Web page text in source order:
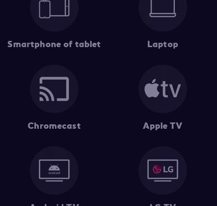
Smartphone of tablet Laptop
Chromecast Apple TV